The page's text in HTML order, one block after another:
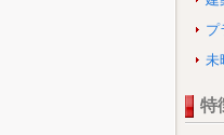
プ
未
特